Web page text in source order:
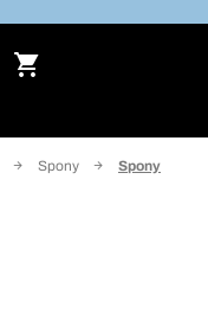
Spony Spony